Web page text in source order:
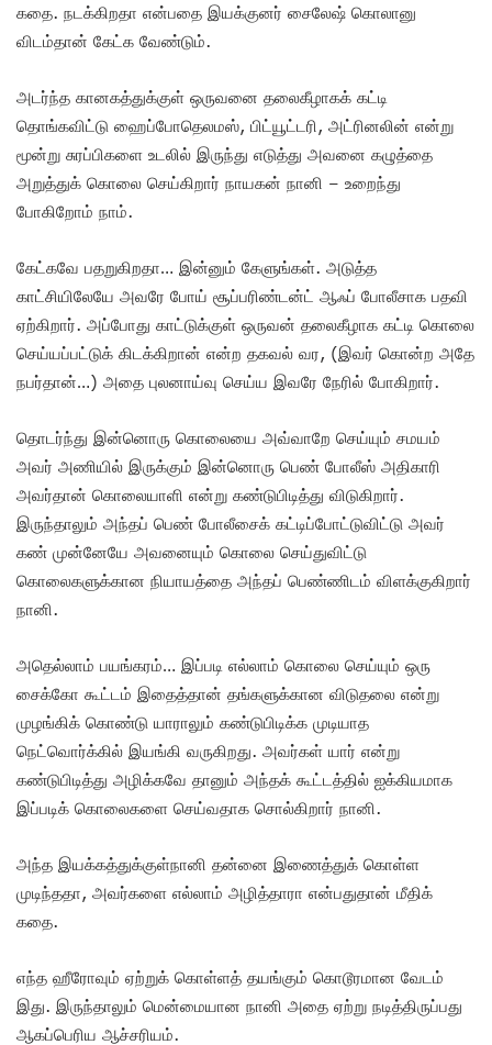
கதை. நடக்கிறதா என்பதை இயக்குனர் சைலேஷ் கொலானு
விடம்தான் கேட்க வேண்டும்.
அடர்ந்த கானகத்துக்குள் ஒருவனை தலைகீழாகக் கட்டி
தொங்கவிட்டு ஹைப்போதெலமஸ், பிட்யூட்டரி, அட்ரினலின் என்று
மூன்று சுரப்பிகளை உடலில் இருந்து எடுத்து அவனை கழுத்தை
அறுத்துக் கொலை செய்கிறார் நாயகன் நானி – உறைந்து
போகிறோம் நாம்.
கேட்கவே பதறுகிறதா… இன்னும் கேளுங்கள். அடுத்த
காட்சியிலேயே அவரே போய் சூப்பரிண்டன்ட் ஆஃப் போலீசாக பதவி
ஏற்கிறார். அப்போது காட்டுக்குள் ஒருவன் தலைகீழாக கட்டி கொலை
செய்யப்பட்டுக் கிடக்கிறான் என்ற தகவல் வர, (இவர் கொன்ற அதே
நபர்தான்…) அதை புலனாய்வு செய்ய இவரே நேரில் போகிறார்.
தொடர்ந்து இன்னொரு கொலையை அவ்வாறே செய்யும் சமயம்
அவர் அணியில் இருக்கும் இன்னொரு பெண் போலீஸ் அதிகாரி
அவர்தான் கொலையாளி என்று கண்டுபிடித்து விடுகிறார்.
இருந்தாலும் அந்தப் பெண் போலீசைக் கட்டிப்போட்டுவிட்டு அவர்
கண் முன்னேயே அவனையும் கொலை செய்துவிட்டு
கொலைகளுக்கான நியாயத்தை அந்தப் பெண்ணிடம் விளக்குகிறார்
நானி.
அதெல்லாம் பயங்கரம்… இப்படி எல்லாம் கொலை செய்யும் ஒரு
சைக்கோ கூட்டம் இதைத்தான் தங்களுக்கான விடுதலை என்று
முழங்கிக் கொண்டு யாராலும் கண்டுபிடிக்க முடியாத
நெட்வொர்க்கில் இயங்கி வருகிறது. அவர்கள் யார் என்று
கண்டுபிடித்து அழிக்கவே தானும் அந்தக் கூட்டத்தில் ஐக்கியமாக
இப்படிக் கொலைகளை செய்வதாக சொல்கிறார் நானி.
அந்த இயக்கத்துக்குள்நானி தன்னை இணைத்துக் கொள்ள
முடிந்ததா, அவர்களை எல்லாம் அழித்தாரா என்பதுதான் மீதிக்
கதை.
எந்த ஹீரோவும் ஏற்றுக் கொள்ளத் தயங்கும் கொடூரமான வேடம்
இது. இருந்தாலும் மென்மையான நானி அதை ஏற்று நடித்திருப்பது
ஆகப்பெரிய ஆச்சரியம்.